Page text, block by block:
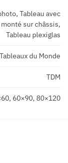
Tableau avec
sur châssis,
Tableau plexiglas
Tableaux du Monde
TDM
60×90, 80×120